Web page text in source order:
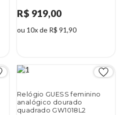
R$ 919,00
ou 10x de R$ 91,90
Relógio GUESS feminino
analógico dourado
quadrado GW1018L2